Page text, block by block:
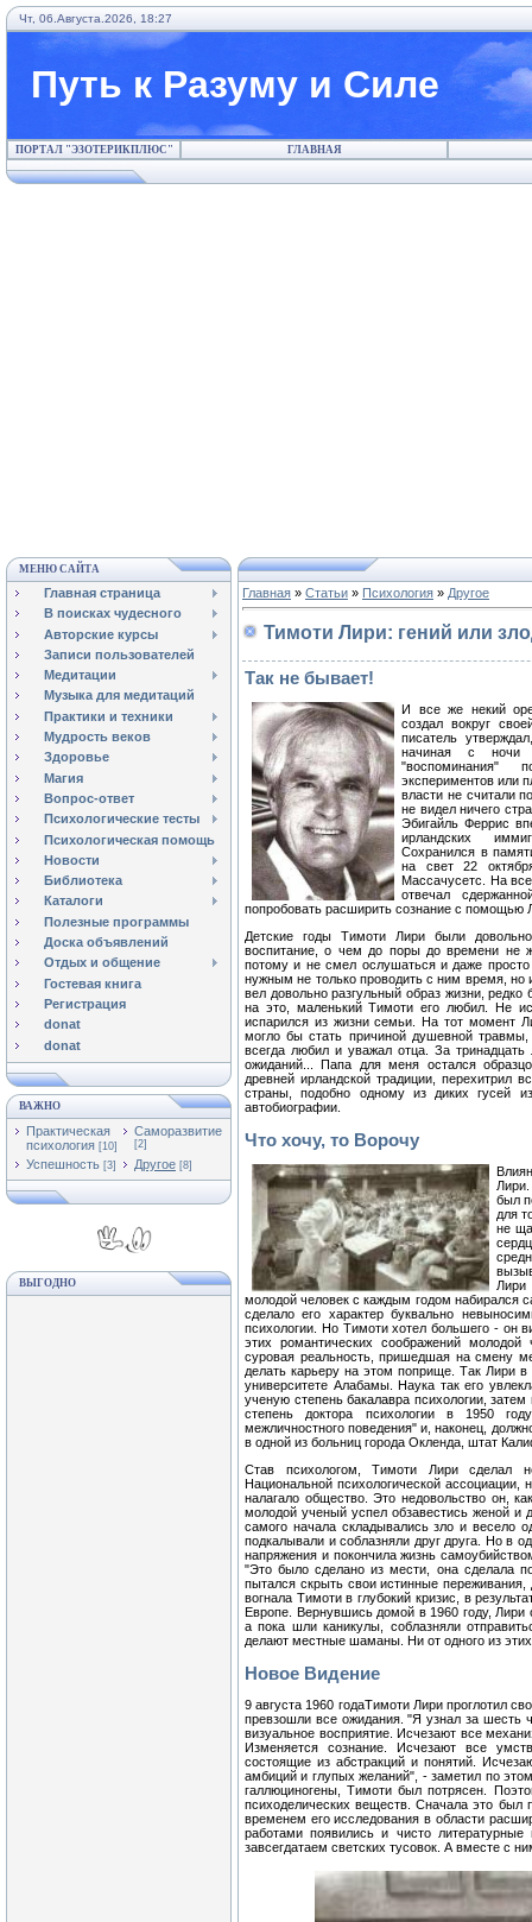
Чт, 06.Августа.2026, 18:27
Путь к Разуму и Силе
ПОРТАЛ "ЭЗОТЕРИКПЛЮС" ГЛАВНАЯ
МЕНЮ САЙТА
Главная страница
В поисках чудесного
Авторские курсы
Записи пользователей
Медитации
Музыка для медитаций
Практики и техники
Мудрость веков
Здоровье
Магия
Вопрос-ответ
Психологические тесты
Психологическая помощь
Новости
Библиотека
Каталоги
Полезные программы
Доска объявлений
Отдых и общение
Гостевая книга
Регистрация
donat
donat
ВАЖНО
Практическая
психология [10]
Саморазвитие
[2]
Успешность [3] Другое [8]
ВЫГОДНО
Главная » Статьи » Психология » Другое
Тимоти Лири: гений или
Так не бывает!
И все же некий
создал вокруг
писатель
начиная с ночи
"воспоминания"
экспериментов или
власти не считали
не видел ничего
Эбигайль Феррис
ирландских
Сохранился в
на свет 22
Массачусетс. На
отвечал
попробовать расширить сознание с помощью
Детские годы Тимоти Лири были
воспитание, о чем до поры до времени не
потому и не смел ослушаться и даже
нужным не только проводить с ним время,
вел довольно разгульный образ жизни,
на это, маленький Тимоти его любил. Не
испарился из жизни семьи. На тот момент
могло бы стать причиной душевной
всегда любил и уважал отца. За
ожиданий... Папа для меня остался
древней ирландской традиции, перехитрил
страны, подобно одному из диких гусей
автобиографии.
Что хочу, то Ворочу
был
для
не
молодой человек с каждым годом набирался
сделало его характер буквально
психологии. Но Тимоти хотел большего - он
этих романтических соображений
суровая реальность, пришедшая на смену
делать карьеру на этом поприще. Так Лири в
университете Алабамы. Наука так его
ученую степень бакалавра психологии,
степень доктора психологии в 1950
межличностного поведения" и, наконец,
в одной из больниц города Окленда, штат
Став психологом, Тимоти Лири сделал
Национальной психологической
налагало общество. Это недовольство он,
молодой ученый успел обзавестись женой и
самого начала складывались зло и весело
подкалывали и соблазняли друг друга. Но в
напряжения и покончила жизнь
"Это было сделано из мести, она сделала
пытался скрыть свои истинные
вогнала Тимоти в глубокий кризис, в
Европе. Вернувшись домой в 1960 году, Лири
а пока шли каникулы, соблазняли
делают местные шаманы. Ни от одного из
Hoвoe Видение
9 августа 1960 годаТимоти Лири проглотил
превзошли все ожидания. "Я узнал за шесть
визуальное восприятие. Исчезают все
Изменяется сознание. Исчезают все
состоящие из абстракций и понятий.
амбиций и глупых желаний", - заметил по
галлюциногены, Тимоти был потрясен.
психоделических веществ. Сначала это
временем его исследования в области
работами появились и чисто
завсегдатаем светских тусовок. А вместе с